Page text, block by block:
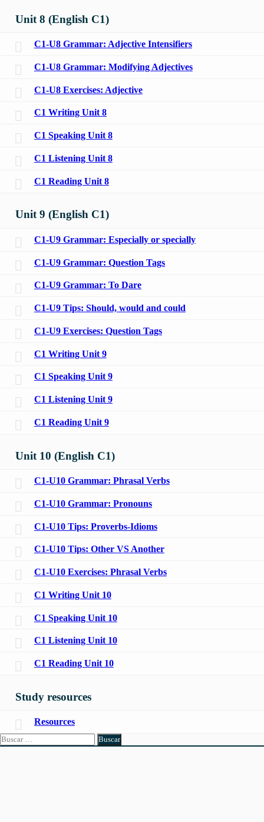
Unit 8 (English C1)
C1-U8 Grammar: Adjective Intensifiers
C1-U8 Grammar: Modifying Adjectives
C1-U8 Exercises: Adjective
C1 Writing Unit 8
C1 Speaking Unit 8
C1 Listening Unit 8
C1 Reading Unit 8
Unit 9 (English C1)
C1-U9 Grammar: Especially or specially
C1-U9 Grammar: Question Tags
C1-U9 Grammar: To Dare
C1-U9 Tips: Should, would and could
C1-U9 Exercises: Question Tags
C1 Writing Unit 9
C1 Speaking Unit 9
C1 Listening Unit 9
C1 Reading Unit 9
Unit 10 (English C1)
C1-U10 Grammar: Phrasal Verbs
C1-U10 Grammar: Pronouns
C1-U10 Tips: Proverbs-Idioms
C1-U10 Tips: Other VS Another
C1-U10 Exercises: Phrasal Verbs
C1 Writing Unit 10
C1 Speaking Unit 10
C1 Listening Unit 10
C1 Reading Unit 10
Study resources
Resources
Buscar: